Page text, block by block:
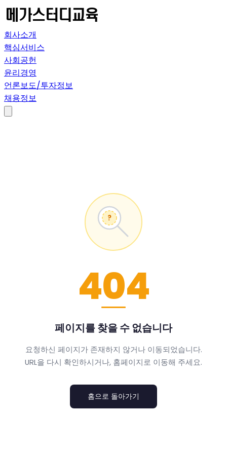
회사소개
핵심서비스
사회공헌
윤리경영
언론보도/투자정보
채용정보
?
404
페이지를 찾을 수 없습니다
요청하신 페이지가 존재하지 않거나 이동되었습니다.
URL을 다시 확인하시거나, 홈페이지로 이동해 주세요.
홈으로 돌아가기